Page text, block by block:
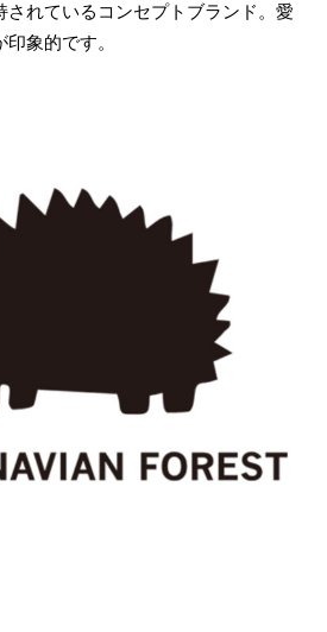
されているコンセプトブランド。愛
象的です。